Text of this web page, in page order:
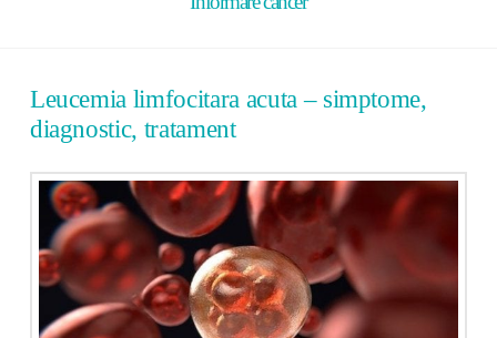
Leucemia limfocitara acuta – simptome,
diagnostic, tratament